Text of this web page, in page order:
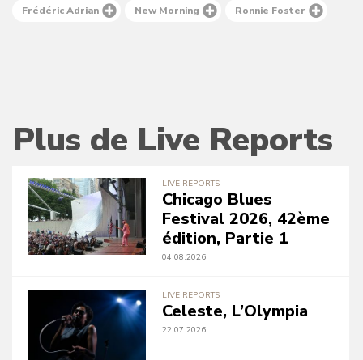
Frédéric Adrian New Morning Ronnie Foster
Plus de Live Reports
LIVE REPORTS
Chicago Blues
Festival 2026, 42ème
édition, Partie 1
04.08.2026
LIVE REPORTS
Celeste, L’Olympia
22.07.2026